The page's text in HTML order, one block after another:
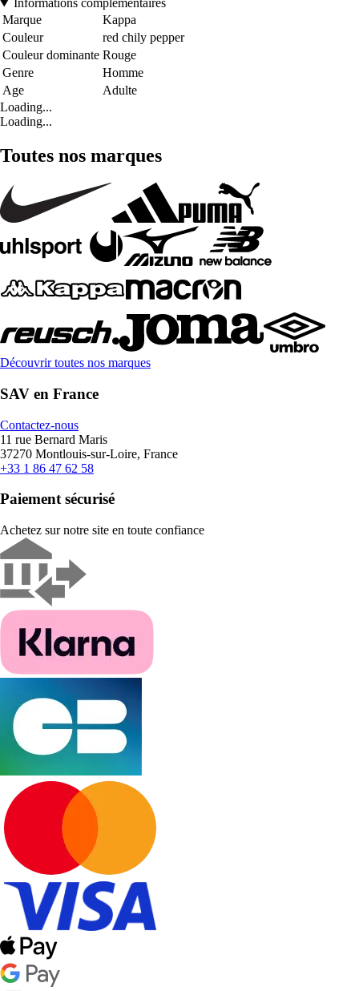
Informations complémentaires
Marque
Kappa
Couleur
red chily pepper
Couleur dominante Rouge
Genre
Homme
Age
Adulte
Loading...
Loading...
Toutes nos marques
Découvrir toutes nos marques
SAV en France
Contactez-nous
11 rue Bernard Maris
37270 Montlouis-sur-Loire, France
+33 1 86 47 62 58
Paiement sécurisé
Achetez sur notre site en toute confiance